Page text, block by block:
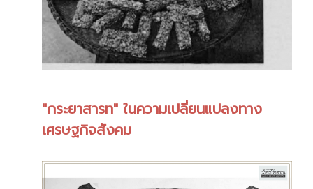
"กระยาสารท" ในความเปลี่ยนแปลงทาง
เศรษฐกิจสังคม